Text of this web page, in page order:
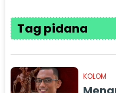
Tag pidana
KOLOM